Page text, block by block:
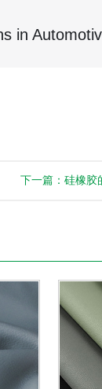
in
下一篇：硅橡胶